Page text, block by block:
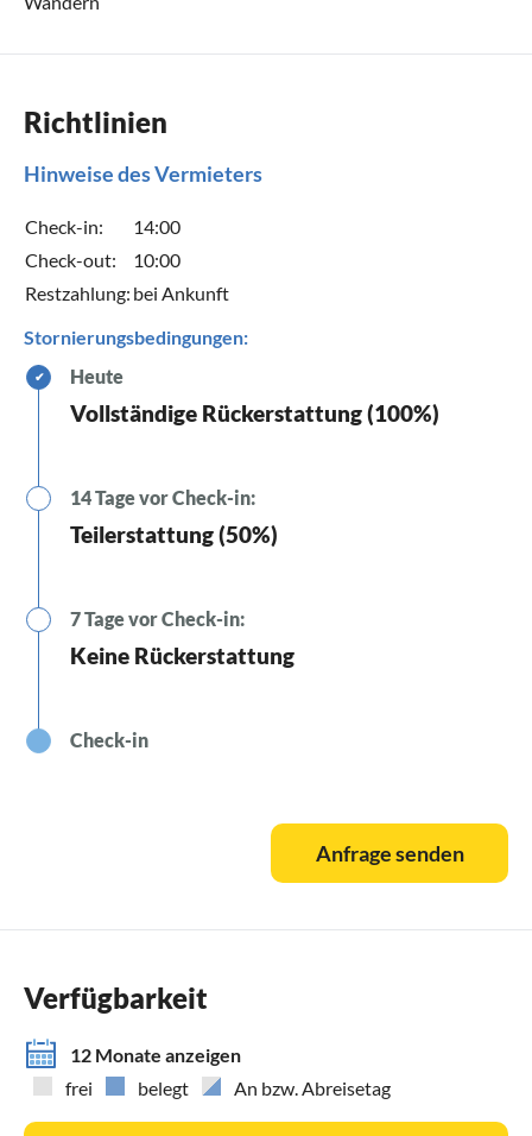
Richtlinien
Hinweise des Vermieters
Check-in:
14:00
Check-out:
10:00
Restzahlung: bei Ankunft
Stornierungsbedingungen:
✔ Heute
Vollständige Rückerstattung (100%)
14 Tage vor Check-in:
Teilerstattung (50%)
7 Tage vor Check-in:
Keine Rückerstattung
Check-in
Anfrage senden
Verfügbarkeit
12 Monate anzeigen
frei
belegt An bzw. Abreisetag